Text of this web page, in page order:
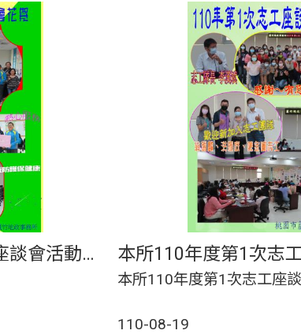
本所110年度第2次志工座談會活動花絮
110-08-19
本所110年度第1次志工座